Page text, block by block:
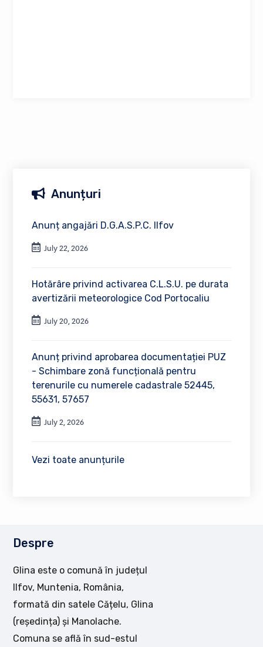
Anunțuri
Anunț angajări D.G.A.S.P.C. Ilfov
July 22, 2026
Hotărâre privind activarea C.L.S.U. pe durata
avertizării meteorologice Cod Portocaliu
July 20, 2026
Anunț privind aprobarea documentației PUZ
- Schimbare zonă funcțională pentru
terenurile cu numerele cadastrale 52445,
55631, 57657
July 2, 2026
Vezi toate anunțurile
Despre
Glina este o comună în județul
Ilfov, Muntenia, România,
formată din satele Cățelu, Glina
(reședința) și Manolache.
Comuna se află în sud-estul